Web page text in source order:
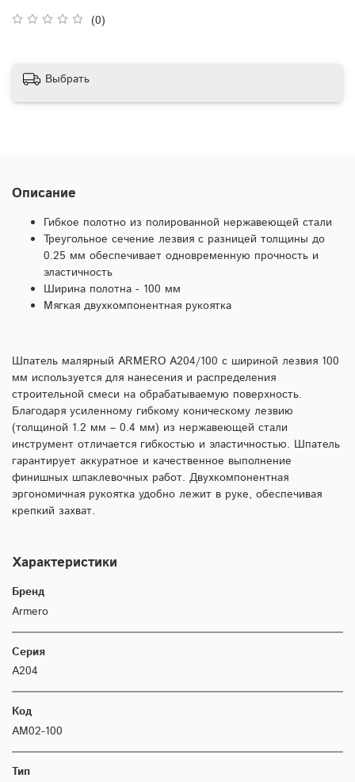
(0)
Выбрать
Описание
Гибкое полотно из полированной нержавеющей стали
Треугольное сечение лезвия с разницей толщины до
0.25 мм обеспечивает одновременную прочность и
эластичность
Ширина полотна - 100 мм
Мягкая двухкомпонентная рукоятка
Шпатель малярный ARMERO A204/100 с шириной лезвия 100
мм используется для нанесения и распределения
строительной смеси на обрабатываемую поверхность.
Благодаря усиленному гибкому коническому лезвию
(толщиной 1.2 мм – 0.4 мм) из нержавеющей стали
инструмент отличается гибкостью и эластичностью. Шпатель
гарантирует аккуратное и качественное выполнение
финишных шпаклевочных работ. Двухкомпонентная
эргономичная рукоятка удобно лежит в руке, обеспечивая
крепкий захват.
Характеристики
Бренд
Armero
Серия
A204
Код
AM02-100
Тип